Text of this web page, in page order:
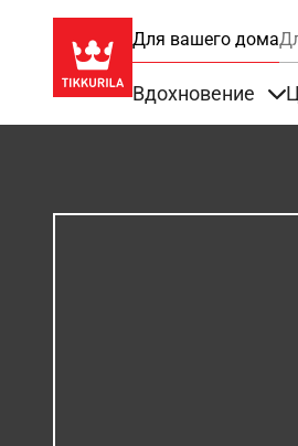
Для вашего дома
Вдохновение